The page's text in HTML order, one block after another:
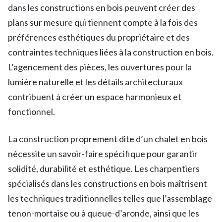
dans les constructions en bois peuvent créer des
plans sur mesure qui tiennent compte à la fois des
préférences esthétiques du propriétaire et des
contraintes techniques liées à la construction en bois.
L’agencement des pièces, les ouvertures pour la
lumière naturelle et les détails architecturaux
contribuent à créer un espace harmonieux et
fonctionnel.
La construction proprement dite d’un chalet en bois
nécessite un savoir-faire spécifique pour garantir
solidité, durabilité et esthétique. Les charpentiers
spécialisés dans les constructions en bois maîtrisent
les techniques traditionnelles telles que l’assemblage
tenon-mortaise ou à queue-d’aronde, ainsi que les